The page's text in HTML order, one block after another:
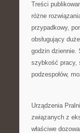
Treści
różne
przypadkowy,
obsługujący
godzin dziennie.
szybkość pracy,
podzespołów,
Urządzenia
związanych z
właściwe